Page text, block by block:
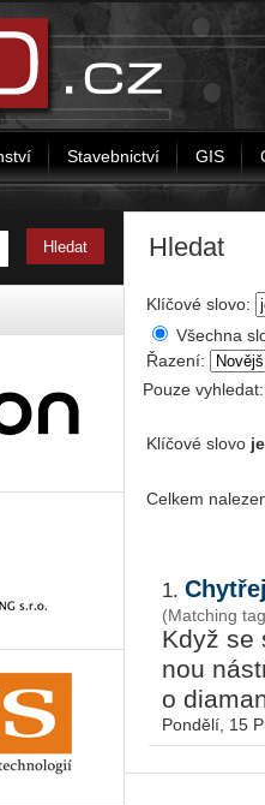
Stavebnictví GIS
Hledat
Klíčové slovo:
Všechna
Řazení:
Pouze
Klíčové slovo
Celkem
1.
(Matching
Když se
nou
o
Pondělí, 15